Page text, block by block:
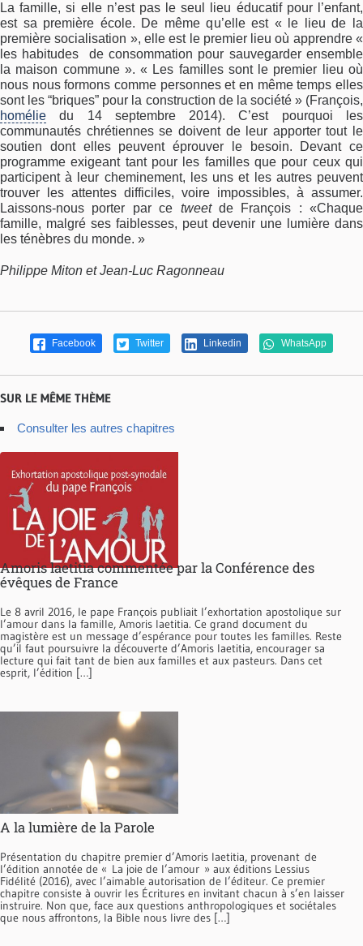
La famille, si elle n’est pas le seul lieu éducatif pour l’enfant,
est sa première école. De même qu’elle est « le lieu de la
première socialisation », elle est le premier lieu où apprendre «
les habitudes de consommation pour sauvegarder ensemble
la maison commune ». « Les familles sont le premier lieu où
nous nous formons comme personnes et en même temps elles
sont les “briques” pour la construction de la société » (François,
homélie du 14 septembre 2014). C’est pourquoi les
communautés chrétiennes se doivent de leur apporter tout le
soutien dont elles peuvent éprouver le besoin. Devant ce
programme exigeant tant pour les familles que pour ceux qui
participent à leur cheminement, les uns et les autres peuvent
trouver les attentes difficiles, voire impossibles, à assumer.
Laissons-nous porter par ce tweetde François : «Chaque
famille, malgré ses faiblesses, peut devenir une lumière dans
les ténèbres du monde. »
Philippe Miton et Jean-Luc Ragonneau
Facebook Twitter Linkedin WhatsApp
SUR LE MÊME THÈME
Consulter les autres chapitres
Amoris laetitia commentée par la Conférence des
évêques de France
Le 8 avril 2016, le pape François publiait l’exhortation apostolique sur
l’amour dans la famille, Amoris laetitia. Ce grand document du
magistère est un message d’espérance pour toutes les familles. Reste
qu’il faut poursuivre la découverte d’Amoris laetitia, encourager sa
lecture qui fait tant de bien aux familles et aux pasteurs. Dans cet
esprit, l’édition […]
A la lumière de la Parole
Présentation du chapitre premier d’Amoris laetitia, provenant de
l’édition annotée de « La joie de l’amour » aux éditions Lessius
Fidélité (2016), avec l’aimable autorisation de l’éditeur. Ce premier
chapitre consiste à ouvrir les Écritures en invitant chacun à s’en laisser
instruire. Non que, face aux questions anthropologiques et sociétales
que nous affrontons, la Bible nous livre des […]